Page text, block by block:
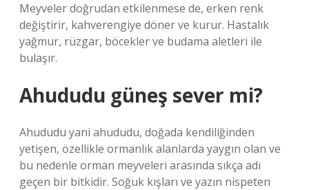
Meyveler doğrudan etkilenmese de, erken renk
değiştirir, kahverengiye döner ve kurur. Hastalık
yağmur, rüzgar, böcekler ve budama aletleri ile
bulaşır.
Ahududu güneş sever mi?
Ahududu yani ahududu, doğada kendiliğinden
yetişen, özellikle ormanlık alanlarda yaygın olan ve
bu nedenle orman meyveleri arasında sıkça adı
geçen bir bitkidir. Soğuk kışları ve yazın nispeten